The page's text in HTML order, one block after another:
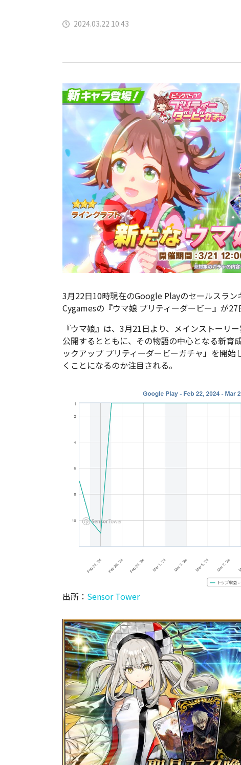
2024.03.22 10:43
3月22日10時現在のGoogle Playのセールスラン
Cygamesの『ウマ娘 プリティーダービー』が27
『ウマ娘』は、3月21日より、メインストーリ
公開するとともに、その物語の中心となる新育
ックアップ プリティーダービーガチャ」を開
くことになるのか注目される。
出所： Sensor Tower